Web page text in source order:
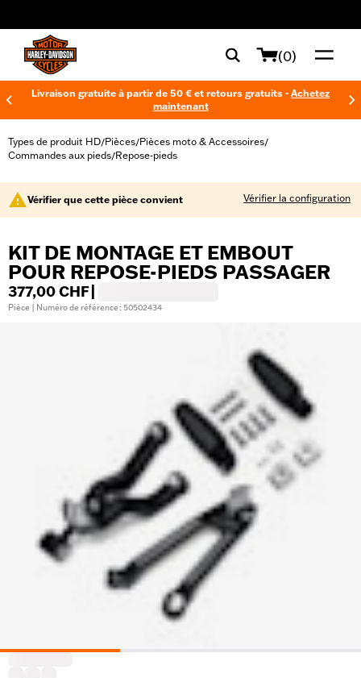
(0)
Livraison gratuite à partir de 50 € et retours gratuits - Achetez
maintenant
Types de produit HD/Pièces/Pièces moto & Accessoires/
Commandes aux pieds/Repose-pieds
Vérifier que cette pièce convient Vérifier la configuration
KIT DE MONTAGE ET EMBOUT
POUR REPOSE-PIEDS PASSAGER
377,00 CHF
Pièce | Numéro de référence : 50502434